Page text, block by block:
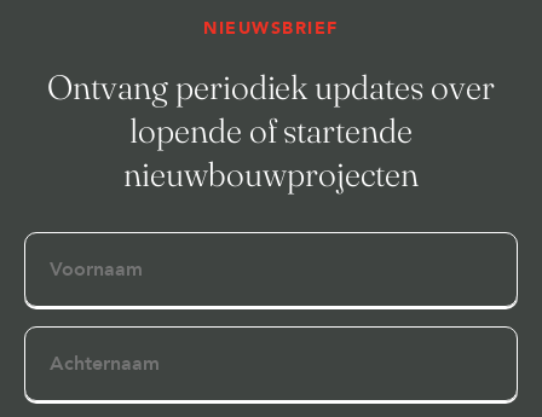
NIEUWSBRIEF
Ontvang periodiek updates over
lopende of startende
nieuwbouwprojecten
Voornaam
Achternaam